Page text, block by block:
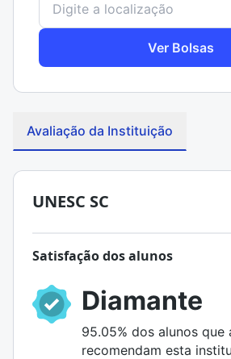
Ver Bolsas
Avaliação da Instituição
UNESC SC
Satisfação dos alunos
Diamante
95.05% dos alunos que
recomendam esta